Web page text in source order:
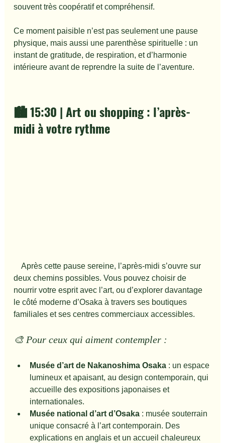
souvent très coopératif et compréhensif.
Ce moment paisible n’est pas seulement une pause
physique, mais aussi une parenthèse spirituelle : un
instant de gratitude, de respiration, et d’harmonie
intérieure avant de reprendre la suite de l’aventure.
🏙️ 15:30 | Art ou shopping : l’après-
midi à votre rythme
Après cette pause sereine, l’après-midi s’ouvre sur
deux chemins possibles. Vous pouvez choisir de
nourrir votre esprit avec l’art, ou d’explorer davantage
le côté moderne d’Osaka à travers ses boutiques
familiales et ses centres commerciaux accessibles.
🎨 Pour ceux qui aiment contempler :
Musée d’art de Nakanoshima Osaka : un espace
lumineux et apaisant, au design contemporain, qui
accueille des expositions japonaises et
internationales.
Musée national d’art d’Osaka : musée souterrain
unique consacré à l’art contemporain. Des
explications en anglais et un accueil chaleureux